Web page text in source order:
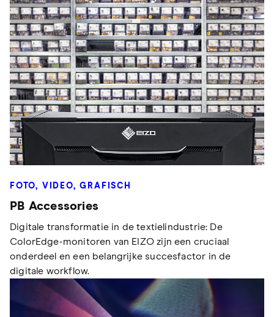
FOTO, VIDEO, GRAFISCH
PB Accessories
Digitale transformatie in de textielindustrie: De
ColorEdge-monitoren van EIZO zijn een cruciaal
onderdeel en een belangrijke succesfactor in de
digitale workflow.